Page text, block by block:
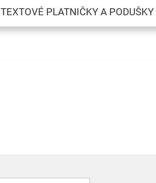
TEXTOVÉ PLATNIČKY A PODUŠKY